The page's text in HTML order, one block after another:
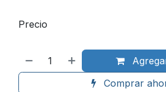
Comprar
Precio